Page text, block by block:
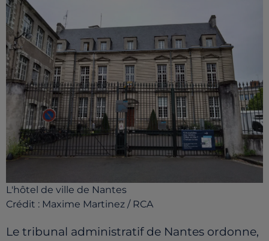
L'hôtel de ville de Nantes
Crédit : Maxime Martinez / RCA
Le tribunal administratif de Nantes ordonne,